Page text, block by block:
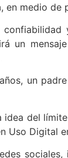
en medio de
un
un
del
Uso Digital